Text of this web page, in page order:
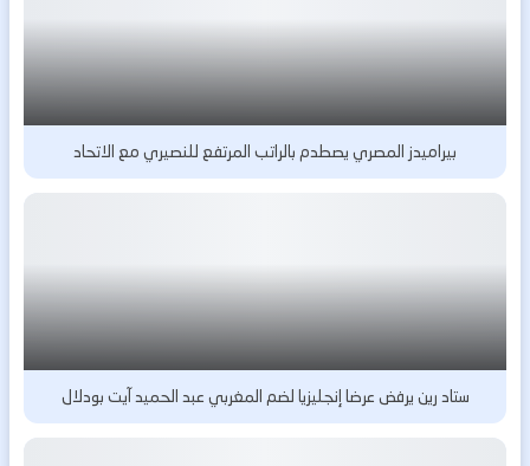
بيراميدز المصري يصطدم بالراتب المرتفع للنصيري مع الاتحاد
ستاد رين يرفض عرضا إنجليزيا لضم المغربي عبد الحميد آيت بودلال